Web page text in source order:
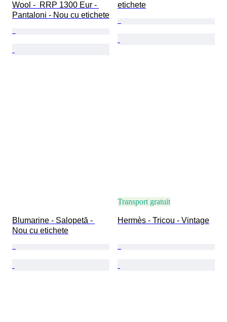
Wool -  RRP 1300 Eur -
Pantaloni - Nou cu etichete
etichete
Blumarine - Salopetă -
Nou cu etichete
Transport gratuit
Hermès - Tricou - Vintage